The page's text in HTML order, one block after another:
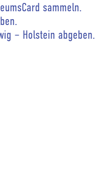
sammeln.
– Holstein abgeben.